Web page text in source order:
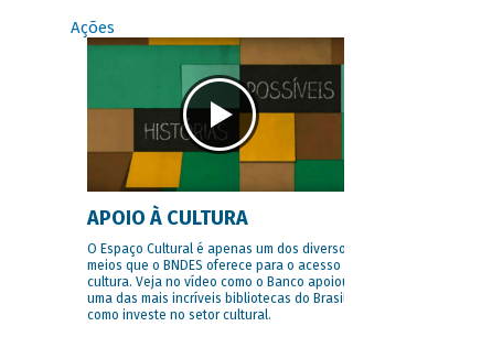
Ações
APOIO À CULTURA
O Espaço Cultural é apenas um dos diversos
meios que o BNDES oferece para o acesso à
cultura. Veja no vídeo como o Banco apoiou
uma das mais incríveis bibliotecas do Brasil e
como investe no setor cultural.